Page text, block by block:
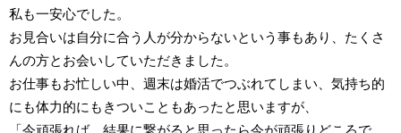
私も一安心でした。
お見合いは自分に合う人が分からないという事もあり、たくさ
んの方とお会いしていただきました。
お仕事もお忙しい中、週末は婚活でつぶれてしまい、気持ち的
にも体力的にもきついこともあったと思いますが、
「今頑張れば、結果に繋がると思ったら今が頑張りどころで